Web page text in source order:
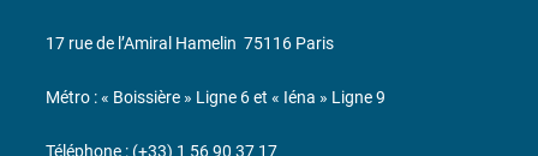
17 rue de l’Amiral Hamelin 75116 Paris
Métro : « Boissière » Ligne 6 et « Iéna » Ligne 9
Téléphone : (+33) 1 56 90 37 17